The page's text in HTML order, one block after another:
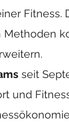
Fitness.
seit
und